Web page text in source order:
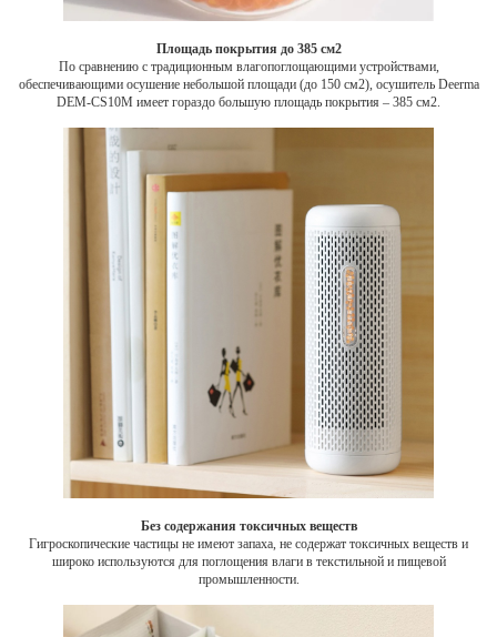
Площадь покрытия до 385 см2
По сравнению с традиционным влагопоглощающими устройствами,
обеспечивающими осушение небольшой площади (до 150 см2), осушитель Deerma
DEM-CS10M имеет гораздо большую площадь покрытия – 385 см2.
Без содержания токсичных веществ
Гигроскопические частицы не имеют запаха, не содержат токсичных веществ и
широко используются для поглощения влаги в текстильной и пищевой
промышленности.